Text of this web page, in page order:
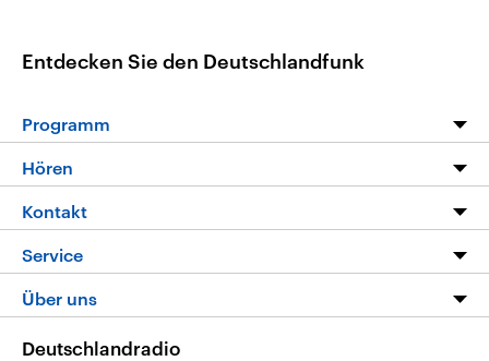
Entdecken Sie den Deutschlandfunk
Programm
Programm
Die Nachrichten
Nachrichtenleicht
Neue Beiträge auf dlf.de
Hören
Livestream
Podcasts
Deutschlandfunk App
Nachrichten App
Kontakt
Hörerservice
Service
FAQ
Über uns
Deutschlandradio